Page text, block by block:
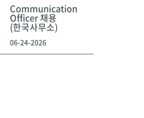
Communication
Officer 채용
(한국사무소)
06-24-2026